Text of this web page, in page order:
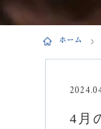
ホーム
4月